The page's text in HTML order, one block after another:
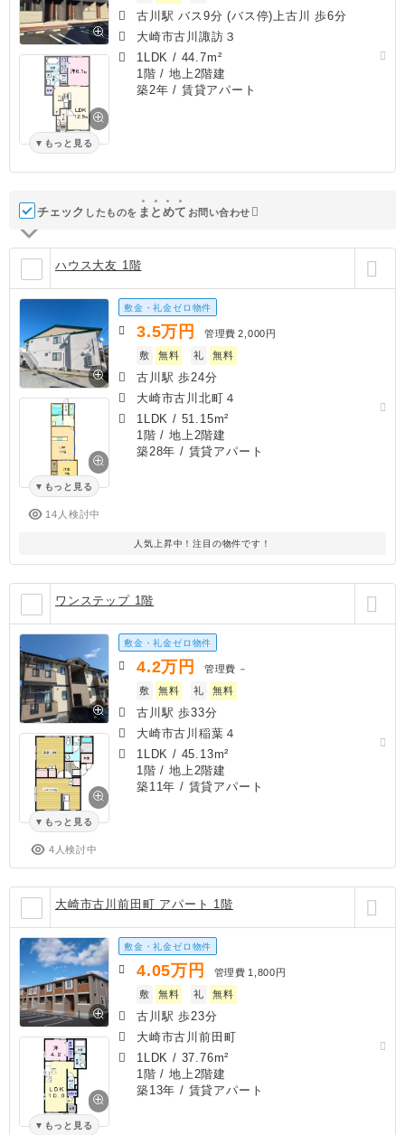
もっと見る
古川駅 バス9分 (バス停)上古川 歩6分
大崎市古川諏訪３
1LDK / 44.7m²
1階 / 地上2階建
築2年 / 賃貸アパート
チェック したものを ま と めて お問い合わせ
ハウス大友 1階
もっと見る
14人検討中
敷金・礼金ゼロ物件
3.5万円 管理費 2,000円
敷
無料 礼 無料
古川駅 歩24分
大崎市古川北町４
1LDK / 51.15m²
1階 / 地上2階建
築28年 / 賃貸アパート
人気上昇中！注目の物件です！
ワンステップ 1階
もっと見る
4人検討中
敷金・礼金ゼロ物件
4.2万円 管理費 －
敷
無料 礼 無料
古川駅 歩33分
大崎市古川稲葉４
1LDK / 45.13m²
1階 / 地上2階建
築11年 / 賃貸アパート
大崎市古川前田町 アパート 1階
もっと見る
敷金・礼金ゼロ物件
4.05万円 管理費 1,800円
敷
無料 礼 無料
古川駅 歩23分
大崎市古川前田町
1LDK / 37.76m²
1階 / 地上2階建
築13年 / 賃貸アパート